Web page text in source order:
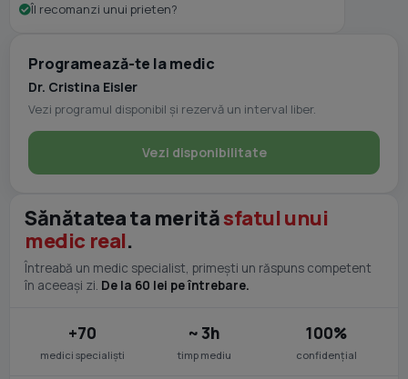
Îl recomanzi unui prieten?
Programează-te la medic
Dr. Cristina Eisler
Vezi programul disponibil și rezervă un interval liber.
Vezi disponibilitate
Sănătatea ta merităsfatul unui
medic real.
Întreabă un medic specialist, primești un răspuns competent
în aceeași zi. De la 60 lei pe întrebare.
+70
medici specialiști
~ 3h
timp mediu
100%
confidențial